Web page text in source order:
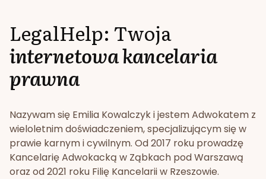
LegalHelp: Twoja
internetowa kancelaria
prawna
Nazywam się Emilia Kowalczyk i jestem Adwokatem z
wieloletnim doświadczeniem, specjalizującym się w
prawie karnym i cywilnym. Od 2017 roku prowadzę
Kancelarię Adwokacką w Ząbkach pod Warszawą
oraz od 2021 roku Filię Kancelarii w Rzeszowie.